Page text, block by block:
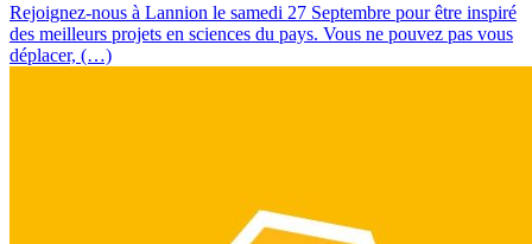
Rejoignez-nous à Lannion le samedi 27 Septembre pour être inspiré
des meilleurs projets en sciences du pays. Vous ne pouvez pas vous
déplacer, (…)